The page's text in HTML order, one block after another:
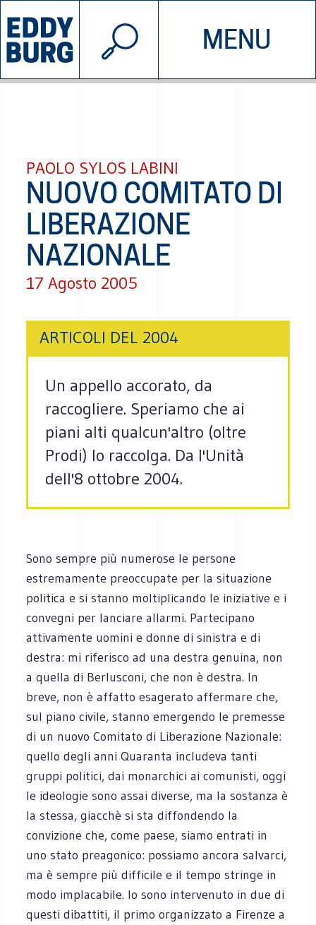
MENU
INIZIATIVE CHI SIAMO
© 2026 EDDYBURG
PAOLO SYLOS LABINI
NUOVO COMITATO DI
LIBERAZIONE
NAZIONALE
17 Agosto 2005
ARTICOLI DEL 2004
Un appello accorato, da
raccogliere. Speriamo che ai
piani alti qualcun'altro (oltre
Prodi) lo raccolga. Da l'Unità
dell'8 ottobre 2004.
Sono sempre più numerose le persone
estremamente preoccupate per la situazione
politica e si stanno moltiplicando le iniziative e i
convegni per lanciare allarmi. Partecipano
attivamente uomini e donne di sinistra e di
destra: mi riferisco ad una destra genuina, non
a quella di Berlusconi, che non è destra. In
breve, non è affatto esagerato affermare che,
sul piano civile, stanno emergendo le premesse
di un nuovo Comitato di Liberazione Nazionale:
quello degli anni Quaranta includeva tanti
gruppi politici, dai monarchici ai comunisti, oggi
le ideologie sono assai diverse, ma la sostanza è
la stessa, giacchè si sta diffondendo la
convizione che, come paese, siamo entrati in
uno stato preagonico: possiamo ancora salvarci,
ma è sempre più difficile e il tempo stringe in
modo implacabile. Io sono intervenuto in due di
questi dibattiti, il primo organizzato a Firenze a